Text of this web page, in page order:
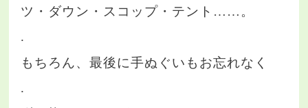
ツ・ダウン・スコップ・テント……。
.
もちろん、最後に手ぬぐいもお忘れなく
.